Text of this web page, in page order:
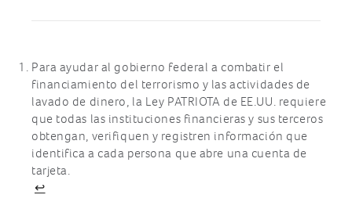
Footnotes
Para ayudar al gobierno federal a combatir el
financiamiento del terrorismo y las actividades de
lavado de dinero, la Ley PATRIOTA de EE.UU. requiere
que todas las instituciones financieras y sus terceros
obtengan, verifiquen y registren información que
identifica a cada persona que abre una cuenta de
tarjeta.
↩